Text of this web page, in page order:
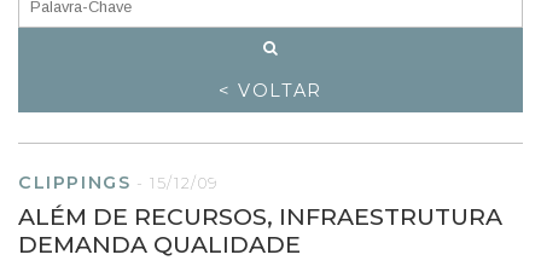
< VOLTAR
CLIPPINGS -15/12/09
ALÉM DE RECURSOS, INFRAESTRUTURA
DEMANDA QUALIDADE